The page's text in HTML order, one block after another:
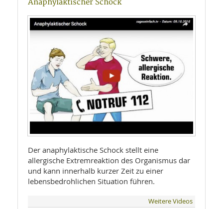
Anaphylaktischer Schock
Der anaphylaktische Schock stellt eine
allergische Extremreaktion des Organismus dar
und kann innerhalb kurzer Zeit zu einer
lebensbedrohlichen Situation führen.
Weitere Videos